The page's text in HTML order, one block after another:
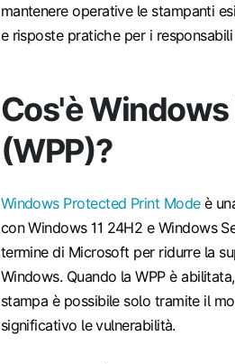
mantenere operative le stampanti
e risposte pratiche per i responsabili
Cos'è
(WPP)?
Windows Protected Print Modeè
con Windows 11 24H2 e Windows
termine di Microsoft per ridurre la
Windows. Quando la WPP è
stampa è possibile solo tramite il
significativo le vulnerabilità.